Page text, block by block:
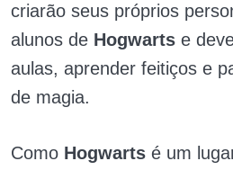
criarão seus próprios
alunos de Hogwarts e
aulas, aprender feitiços e
de magia.
Como Hogwarts é um